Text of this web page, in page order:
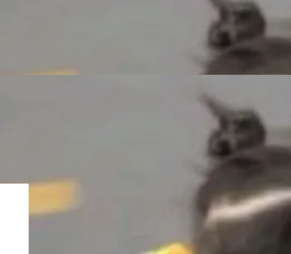
内核...
Fluss 迈入新的发
其作为“AI版维基百
处理状态。 Groki
由人工智能生成内
传统众包百科网站
的 Bean、写 R
、
LocaleChangeInt
强 Iceberg：